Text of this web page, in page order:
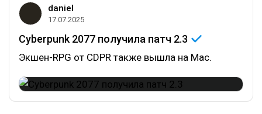
daniel
17.07.2025
Cyberpunk 2077 получила патч 2.3
Экшен-RPG от CDPR также вышла на Mac.